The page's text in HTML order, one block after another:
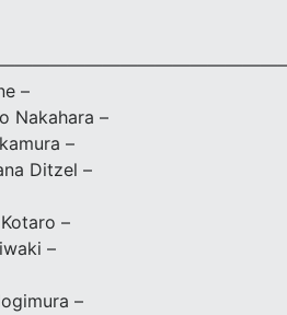
–
Nakahara –
–
Ditzel –
–
–
–